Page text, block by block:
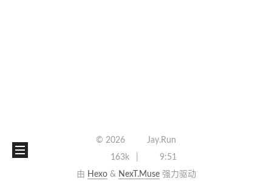
©2026
Jay.Run
163k
9:51
由 Hexo& NexT.Muse强力驱动